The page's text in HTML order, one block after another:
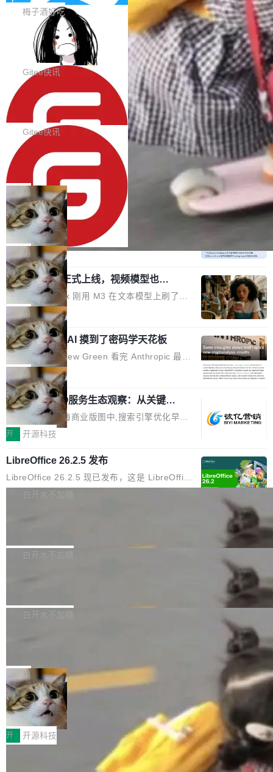
（57 分）、Grok 4...
能力。同时，我们 对禅道DevOps现有底层代码
进行了革命性的重构，为后续AI辅助编程、智能
代码评审及自动化运维的全面落地夯实了“一体
化”的基座。 新版本将为用户带来更好的使用体
验和更高的工作效率，感谢大家一直以来的支持
和反馈，我们将继续努力提供更优秀的产品和服
务！ 新增功能点 DevOps： 采用自研代码托管
平台，支持一站式安装，提供从代码提交到交付
的...
接触的人觉得意外：服务器引擎是让你选的。 S
olon 内核约 0.3MB，不内置固定的 HTTP 服务
器。HTTP 引擎是一个独立插件。你选一个，或
者选两个，不同环境之间切换，一行应用代码都
不用改。 下面快速过一下 10 种 HTTP 服务器
选项，各自适合什么场景，以及怎么切换。 一行
依赖替换 在 Solon 里换 HTTP 服务器就是改 po
m.xml 里一个依赖，别的什么都不用动。 <depe
factId>solon-web</artifac...
梅子酒好吃
BootstrapBlazor v10.9.0 已经发布，B
ootstrap 样式的 Blazor UI 组件库
BootstrapBlazor v10.9.0 已经发布，Bootstrap
样式的 Blazor UI 组件库 此版本更新内容包括：
Release 2026-07-31 V10.9.0 Fixes fix(MultiFi
lter): 增加暗黑主题支持 by @ArgoZhang in htt
ps://github.com/dotnetcore/BootstrapBlazor/p
ull/8239 fix(Camera): 增加 exact 显式设置设备
id by @kkxkx in https://github.com/dotnetcor
e/BootstrapBlazor/pull/825...
Gitee快讯
SolonCode v2026.8.2 已经发布，终端
智能体
SolonCode v2026.8.2 已经发布，终端智能体
此版本更新内容包括： 优化 soloncode run 模
式（参考 run-headless-mode.md） 添加 solon
code web 国际化多语言支持 添加 soloncode w
eb 消息列表消息导航支持 修复 soloncode web
文件详情初次显示时语法高亮失效的问题 修复 s
oloncode web 审查详情文件名中文乱码的问题
细节优化 详情查看：https://gitee.com/opensol
on/soloncode/releases/v2026.8.2
Gitee快讯
OpenAI 宣布 GPT-5.6 Luna 价格下降
80%
OpenAI 宣布 GPT-5.6 Luna 价格下降 80%。输
入从每百万 token 1 美元砍到 0.2 美元，输出从
6 美元砍到 1.2 美元。GPT-5.6 Terra 降 20%。
旗舰 Sol 没降，但加了一个 Fast 模式——2.5
倍速度，2 倍价格，智商不变。 降价的理由不是
市场竞争，不是清库存，是 Sol 自己把自己优化
了。 这事分两步。第一步，OpenAI 把 GPT-5.6
Sol 部署上线。第二步，让 Sol 通过 Codex 自
己去优化自己的推理基础设施。Sol 学了 Triton
和 Gluon 两种 GPU 编程语言，重写了生产环境
的 GPU 内核，找出了哪...
局
DeepSeek-V4-Flash 官方 API 现已正
式上线公测
DeepSeek V4 Flash 正式版今天上线了。模型
结构和参数规模没变，还是 MoE 284B、激活 1
3B、100 万 token 上下文——只重新做了后训
练。但改完之后，Agent 能力直接把自家 4 月发
的 Pro Preview 给干了。 九项 Agent 基准测试
全部反超。Terminal Bench 2.1 从 61.8 涨到 8
2.7，DeepSWE 从 7.3 涨到 54.4，DSBench-F
ullStack 从 37.0 涨到 68.7。不说别的，一个 Fl
ash 型号干翻了三个月前代表最高水平的 Pro 预
览版，这件事本身就够说明后训练的威力了。 跟
它一起来的还有两...
局
MiniMax H3 正式上线，视频模型也开
始玩全模态了
上个月 MiniMax 刚用 M3 在文本模型上刷了一
波存在感，今天 H3 来了——一款全模态生成模
型，而且承诺几天内开源权重。 先看能力边界。
H3 接受文本、图像、视频、声音任意组合作为
输入（它叫多模态上下文），输出带原生双声道
音频的视频，最高 15 秒 2K 分辨率。举个例
子：扔进去一段参考视频（取它的希区柯克运
镜）、一张人物图片、一段歌声录音，用自然语
言告诉模型你要什么——H3 自己搞定剩下的。
这个"自己搞定"说起来轻巧，背后的训练范式变
化不小。 MiniMax 之前做过两代视频模型（Hail
uo 01 和 02），每一代都是按任务拆分的专家
模型：文生图一个、图编辑一个、主体参考一
个、...
局
Anthropic 的 AI 摸到了密码学天花板
密码学家 Matthew Green 看完 Anthropic 最新
的密码分析成果后，写了篇博客。标题很克制：
「一些想法」，但内容不克制。 先说 Anthropic
做了什么。他们让未发布的 Claude Mythos 模
型去跑密码分析，出了两个结果：一个攻击了后
量子签名方案 HAWK，另一个是对缩减轮次 AE
话说，「可能直接杀死了一个正在认真考虑标准
化的密码方案。」 而且用的不是什么新武器。G
reen 反复强调这一点：AI 没有发明新的数学。
局
2026上海SEO服务生态观察：从关键词
排名到AI答案占位的选型逻辑
在2026年的上海商业版图中,搜索引擎优化早已
不是“发外链、堆关键词”那么简单。行业数据显
与GEO相关投入占比已达32%,市场规模突破80
亿元。当AI搜索用户渗透率突破85%,用户决策路
径从“搜链接—筛信息—做决策”转向“问AI—得答
企业需要的已不仅是传统排名优化,更是能够在AI
碑方...
开 开源科技
LibreOffice 26.2.5 发布
LibreOffice 26.2.5 现已发布，这是 LibreOffice
26.2 分支的第五次维护更新。此次更新基于 20
为了避免一些用户在从之前的 LibreOffice 版本
ce 25.8 分支已于 6 月 12 日停止维护，此后该
白开水不加糖
升超过 50%，在法律、医疗和金融基准测试中，
白开水不加糖
Fast2.0，面向构建语音智能体的开发者开放，
Fast2.0即可在多数应用场景中带来性能提升。
在Artificial Analysis语音识别基准测试中，Grok
Voice Think Fast2.0综合得分达到82.9%，高于
前代Think Fast1.0的75.7%，同时超过GPT-Re
altime-2.1的79.1%和Gemini3.1Flash的69.
5%。其中，智能体能力评分达...
白开水不加糖
的感受：AI 领域最引人注目的实验室基本上已经
停止发表他们的研究成果。 斯坦福“元科学”（m
etascientist）研究者 John Ioannidis 把 317 家
AI 独角兽的发表记录翻了一遍。结论一句话就能
说完：超过一半的公司，从来没有在任何一篇学
术论文里担任过第一作者或通讯作者。 根据 Ioa
nnidis 的研究，317 家 AI 独角兽（1998-2025
局
当员工用AI中转站“顺手”发走内部数
据，企业边界正在悄悄失守
绿盟AI安全网关 面向AI中转站的纵深防护方案
当大模型成为生产力工具，企业如何既用好 AI、
又守住数据底线？本文以绿盟AI安全网关（AI-U
TM）为核心，给出一套覆盖“接入—转发—调用
开 开源科技
当所有人都在用 TS/Python 写 Agen